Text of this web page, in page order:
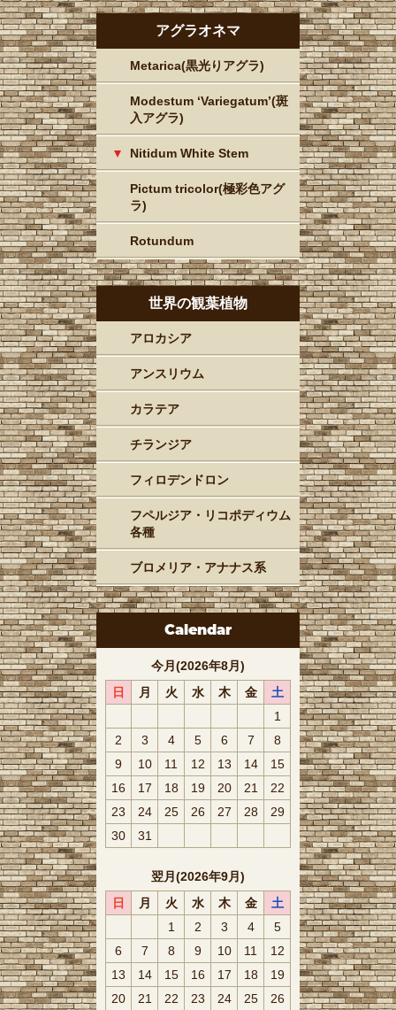
アグラオネマ
Metarica(黒光りアグラ)
Modestum ‘Variegatum’(斑
入アグラ)
Nitidum White Stem
Pictum tricolor(極彩色アグ
ラ)
Rotundum
世界の観葉植物
アロカシア
アンスリウム
カラテア
チランジア
フィロデンドロン
フペルジア・リコポディウム
各種
ブロメリア・アナナス系
Calendar
今月(2026年8月)
日
月 火 水 木 金
土
1
2
3 4 5 6 7
8
9
10 11 12 13 14
15
16
17 18 19 20 21
22
23
24 25 26 27 28
29
30
31
翌月(2026年9月)
日
月 火 水 木 金
土
1
2 3 4
5
6
7 8 9 10 11
12
13
14 15 16 17 18
19
20
21 22 23 24 25 26